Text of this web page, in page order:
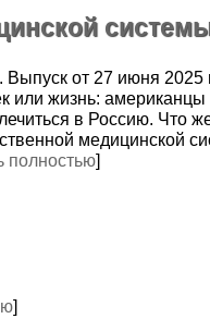
Выпуск от 27 июня 2025
или жизнь: американцы
в Россию. Что
медицинской
полностью]
]